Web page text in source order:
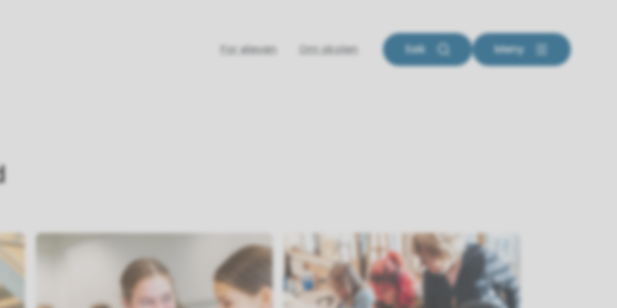
For eleven Om skolen Søk Meny